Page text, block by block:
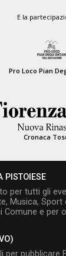
E la
Pro Loco Pian
Cronaca
PISTOIESE
per tutti gli
Musica,
Comune e per
per pubblicare